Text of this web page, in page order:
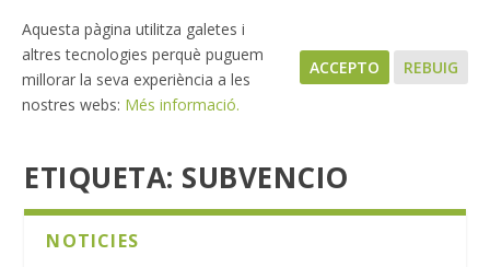
ETIQUETA: SUBVENCIO
NOTICIES
Aquesta pàgina utilitza galetes i
altres tecnologies perquè puguem
millorar la seva experiència a les
nostres webs: Més informació.
ACCEPTO REBUIG